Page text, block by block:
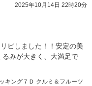
2025年10月14日 22時20分
ピしました！！安定の美
みが大きく、大満足で
キング７Ｄ クルミ＆フルーツ